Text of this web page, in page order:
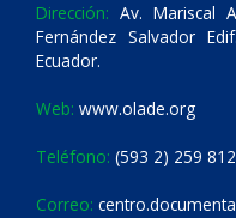
Dirección: Av. Mariscal
Fernández Salvador
Ecuador.
Web: www.olade.org
Teléfono: (593 2) 259
Correo: